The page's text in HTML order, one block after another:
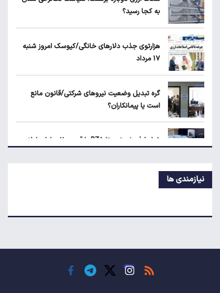
ماجرای محدودیت گوشت برزیلی در اروپا
جزئیات جدید از اجرای قانون افزایش سنوات
به کجا رسید؟
هزارتوی جذب دلارهای خانگی/کیوسک امروز شنبه
۱۷ مرداد
گره تبدیل وضعیت نیروهای شرکتی/قانون مانع
است یا پیمانکاران؟
شرایط فروش تویوتا BZ۵ با قیمت ۱۱ میلیارد اعلام
بازنشستگی
نیازمندی ها